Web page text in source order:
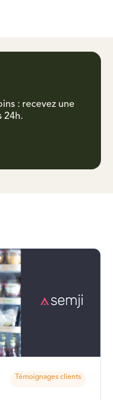
: recevez une
24h.
Témoignages clients